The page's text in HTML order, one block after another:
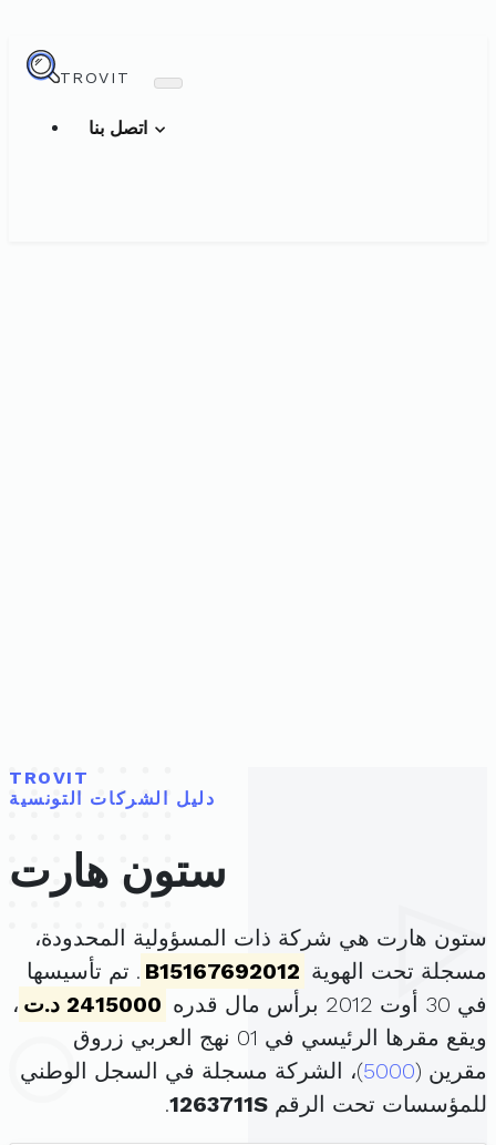
TROVIT
TROVIT
دليل الشركات التونسية
ستون هارت
ستون هارت هي شركة ذات المسؤولية المحدودة،
مسجلة تحت الهوية B15167692012 . تم تأسيسها
في 30 أوت 2012 برأس مال قدره
2415000 د.ت
،
ويقع مقرها الرئيسي في 01 نهج العربي زروق
مقرين (5000)، الشركة مسجلة في السجل الوطني
للمؤسسات تحت الرقم 1263711S
.